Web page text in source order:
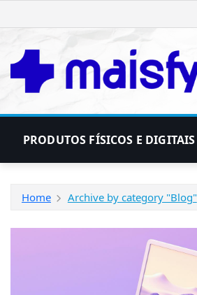
to
PRODUTOS FÍSICOS E DIGITAIS
Home Archive by category "Blog"